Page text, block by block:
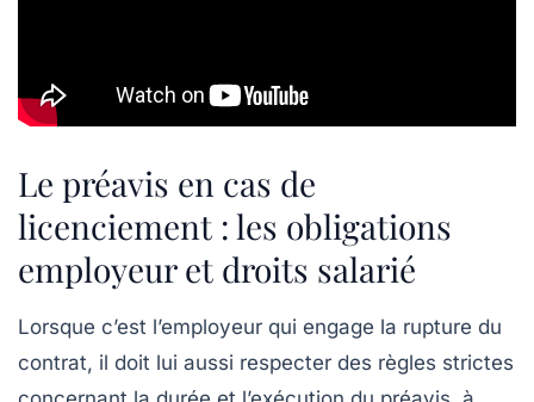
Le préavis en cas de
licenciement : les obligations
employeur et droits salarié
Lorsque c’est l’employeur qui engage la rupture du
contrat, il doit lui aussi respecter des règles strictes